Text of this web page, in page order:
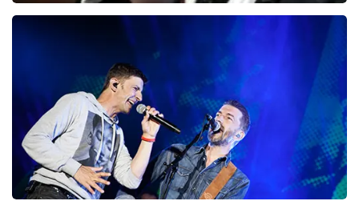
Andre Rieu
laatste 30 minuten
BESTEL NU